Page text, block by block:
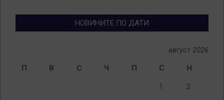
НОВИНИТЕ ПО ДАТИ
август 2026
П
В С Ч П С Н
1 2